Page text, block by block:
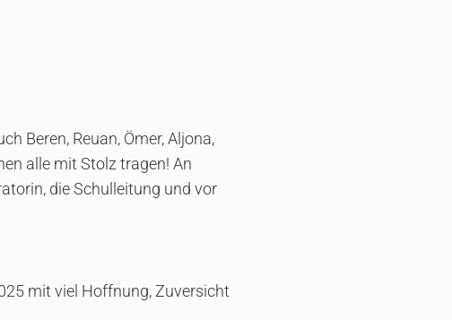
Beren, Reuan, Ömer, Aljona,
alle mit Stolz tragen! An
die Schulleitung und vor
mit viel Hoffnung, Zuversicht